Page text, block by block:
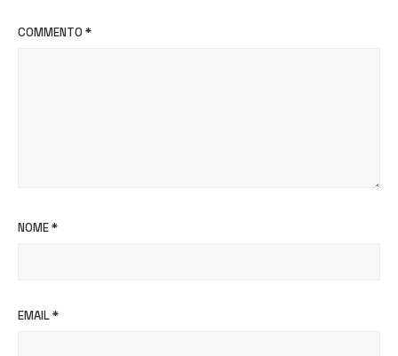
COMMENTO *
NOME*
EMAIL*